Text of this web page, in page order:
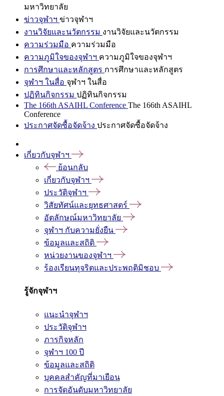
มหาวิทยาลัย
ข่าวจุฬาฯ ข่าวจุฬาฯ
งานวิจัยและนวัตกรรม งานวิจัยและนวัตกรรม
ความร่วมมือ ความร่วมมือ
ความภูมิใจของจุฬาฯ ความภูมิใจของจุฬาฯ
การศึกษาและหลักสูตร การศึกษาและหลักสูตร
จุฬาฯ ในสื่อ จุฬาฯ ในสื่อ
ปฏิทินกิจกรรม ปฏิทินกิจกรรม
The 166th ASAIHL Conference The 166th ASAIHL
Conference
ประกาศจัดซื้อจัดจ้าง ประกาศจัดซื้อจัดจ้าง
เกี่ยวกับจุฬาฯ
ย้อนกลับ
เกี่ยวกับจุฬาฯ
ประวัติจุฬาฯ
วิสัยทัศน์และยุทธศาสตร์
อัตลักษณ์มหาวิทยาลัย
จุฬาฯ กับความยั่งยืน
ข้อมูลและสถิติ
หน่วยงานของจุฬาฯ
ร้องเรียนทุจริตและประพฤติมิชอบ
รู้จักจุฬาฯ
แนะนำจุฬาฯ
ประวัติจุฬาฯ
ภารกิจหลัก
จุฬาฯ 100 ปี
ข้อมูลและสถิติ
บุคคลสำคัญที่มาเยือน
การจัดอันดับมหาวิทยาลัย